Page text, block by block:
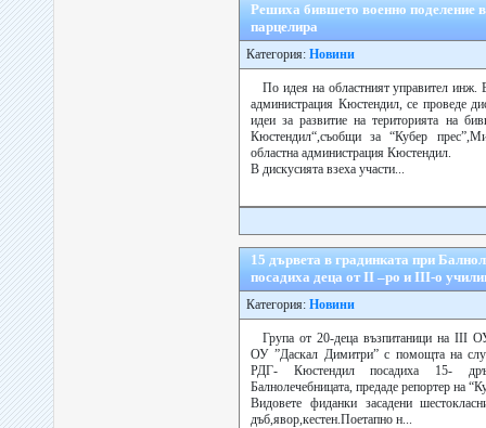
Решиха бившето военно поделение
парцелира
Категория: Новини
По идея на областният управител инж.
администрация Кюстендил, се проведе
идеи за развитие на територията на
Кюстендил“,съобщи за “Кубер
областна администрация Кюстендил.
В дискусията взеха участи...
15 дървета в градинката при
посадиха деца от ІІ –ро и ІІІ-о
Категория: Новини
Група от 20-деца възпитаници на
ОУ ”Даскал Димитри” с помощта на
РДГ- Кюстендил посадиха 15-
Балнолечебницата, предаде репортер на
Видовете фиданки засадени
дъб,явор,кестен.Поетапно н...